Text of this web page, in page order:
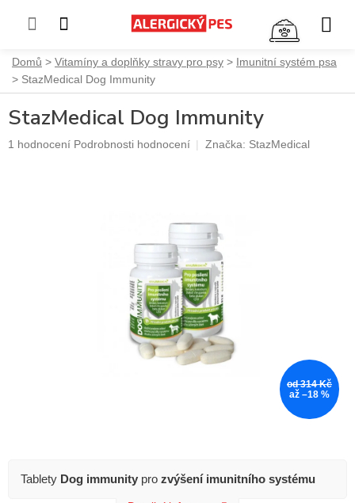
Přejít
obsah
Domů Vitamíny a doplňky stravy pro psy
Imunitní systém psa
StazMedical Dog Immunity
StazMedical Dog Immunity
Průměrné
1 hodnocení Podrobnosti hodnocení Značka: StazMedical
od 314 Kč
až –18 %
Tablety Dog immunity pro zvýšení imunitního systému